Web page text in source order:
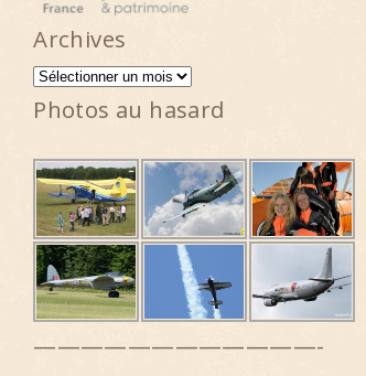
Archives
Archives
Photos au hasard
————————————-